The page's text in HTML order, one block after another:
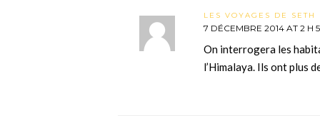
LES VOYAGES DE SETH
7 DÉCEMBRE 2014 AT 2 H
On interrogera les
l’Himalaya. Ils ont plus